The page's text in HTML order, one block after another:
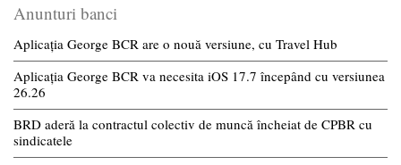
Anunturi banci
Aplicația George BCR are o nouă versiune, cu Travel Hub
Aplicația George BCR va necesita iOS 17.7 începând cu versiunea
26.26
BRD aderă la contractul colectiv de muncă încheiat de CPBR cu
sindicatele